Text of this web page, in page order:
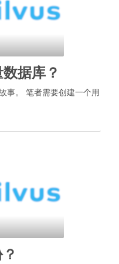
据库？
事。 笔者需要创建一个用